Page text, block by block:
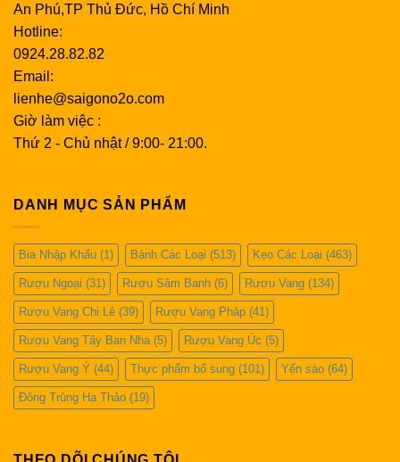
An Phú,TP Thủ Đức, Hồ Chí Minh
Hotline:
0924.28.82.82
Email:
lienhe@saigono2o.com
Giờ làm việc :
Thứ 2 - Chủ nhật / 9:00- 21:00.
DANH MỤC SẢN PHẨM
Bia Nhập Khẩu (1) Bánh Các Loại (513) Kẹo Các Loại (463)
Rượu Ngoại (31) Rượu Sâm Banh (6) Rượu Vang (134)
Rượu Vang Chi Lê (39) Rượu Vang Pháp (41)
Rượu Vang Tây Ban Nha (5) Rượu Vang Úc (5)
Rượu Vang Ý (44) Thực phẩm bổ sung (101) Yến sào (64)
Đông Trùng Hạ Thảo (19)